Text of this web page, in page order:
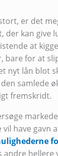
er det
der kan give
at
bare for at
nyt lån blot
samlede
fremskridt.
vil have gavn
andre hellere